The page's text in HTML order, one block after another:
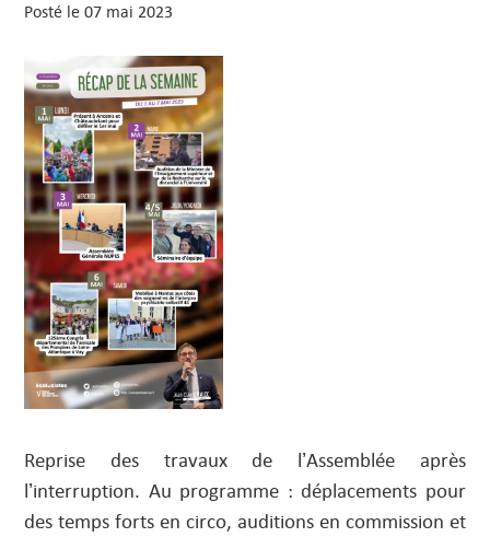
Posté le 07 mai 2023
Reprise des travaux de l’Assemblée après
l’interruption. Au programme : déplacements pour
des temps forts en circo, auditions en commission et